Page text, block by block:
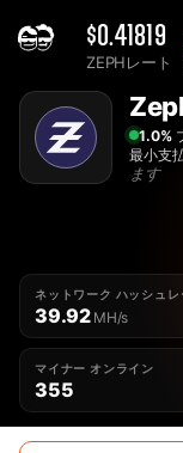
$0.41819
ZEPHレート
Home
最高の Zephyr ZEPH
1.0%
最小支
ます
ネットワーク ハッシュレ
39.92 MH/s
マイナー オンライン
355